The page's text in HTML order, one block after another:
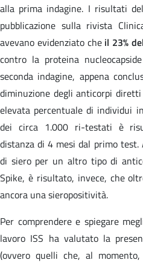
alla prima indagine. I risultati
pubblicazione sulla rivista
avevano evidenziato che il 23%
contro la proteina
seconda indagine, appena
diminuzione degli anticorpi
elevata percentuale di individui
dei circa 1.000 ri-testati è
distanza di 4 mesi dal primo test.
di siero per un altro tipo di
Spike, è risultato, invece, che
ancora una sieropositività.
Per comprendere e spiegare
lavoro ISS ha valutato la
(ovvero quelli che, al